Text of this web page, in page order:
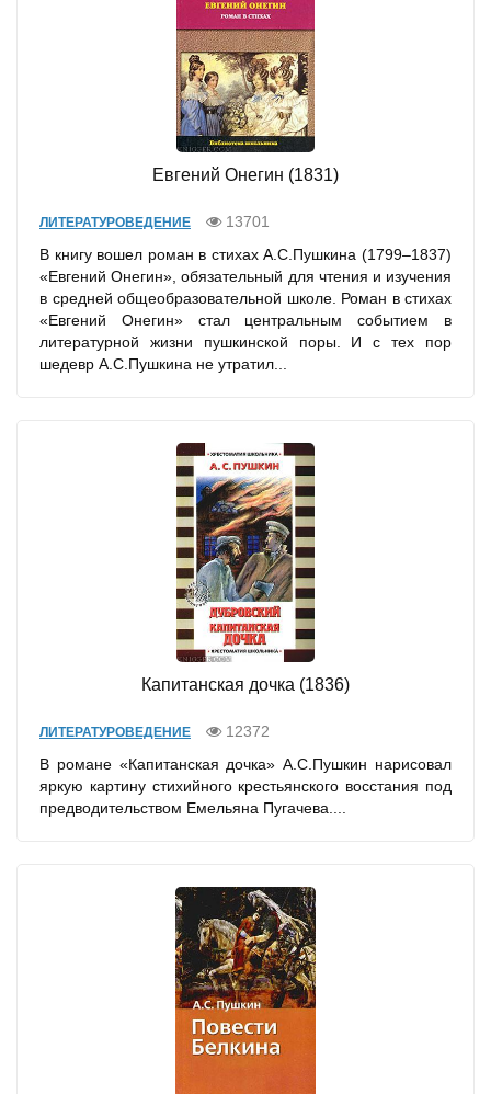
Евгений Онегин (1831)
ЛИТЕРАТУРОВЕДЕНИЕ
13701
В книгу вошел роман в стихах А.С.Пушкина (1799–1837)
«Евгений Онегин», обязательный для чтения и изучения
в средней общеобразовательной школе. Роман в стихах
«Евгений Онегин» стал центральным событием в
литературной жизни пушкинской поры. И с тех пор
шедевр А.С.Пушкина не утратил...
Капитанская дочка (1836)
ЛИТЕРАТУРОВЕДЕНИЕ
12372
В романе «Капитанская дочка» А.С.Пушкин нарисовал
яркую картину стихийного крестьянского восстания под
предводительством Емельяна Пугачева....